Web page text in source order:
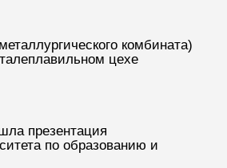
комбината)
цехе
презентация
по образованию и